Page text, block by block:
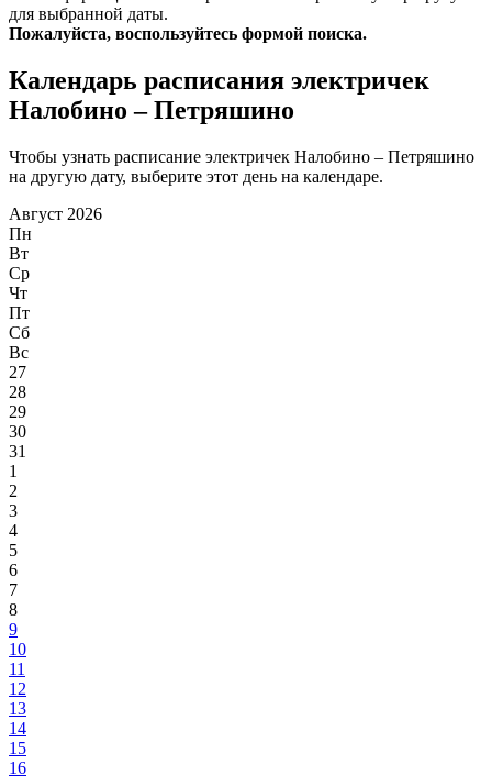
для выбранной даты.
Пожалуйста, воспользуйтесь формой поиска.
Календарь расписания электричек
Налобино – Петряшино
Чтобы узнать расписание электричек Налобино – Петряшино
на другую дату, выберите этот день на календаре.
Август 2026
Пн
Вт
Ср
Чт
Пт
Сб
Вс
27
28
29
30
31
1
2
3
4
5
6
7
8
9
10
11
12
13
14
15
16